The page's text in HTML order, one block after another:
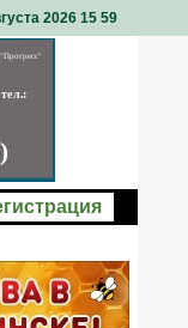
2026 15: 59